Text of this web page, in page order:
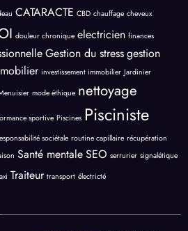
CATARACTE CBD chauffage cheveux
douleur chronique electricien finances
Gestion du stressgestion
investissement immobilier Jardinier
mode éthique nettoyage
sportive Piscines Pisciniste
sociétale routine capillaire récupération
Santé mentaleSEO serrurier signalétique
Traiteur transport électricté